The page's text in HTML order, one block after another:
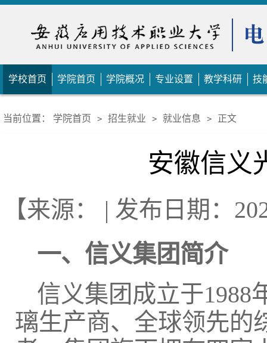
学校首页 学院首页 学院概况 专业设置 教学科研 技
当前位置： 学院首页 > 招生就业 > 就业信息 > 正文
安徽信义
【来源： | 发布日期：
一、信义集团简介
信义集团成立于1988
璃生产商、全球领先的